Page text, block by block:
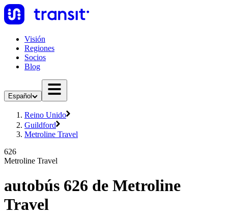
Visión
Regiones
Socios
Blog
Español
Reino Unido
Guildford
Metroline Travel
626
Metroline Travel
autobús 626 de Metroline
Travel